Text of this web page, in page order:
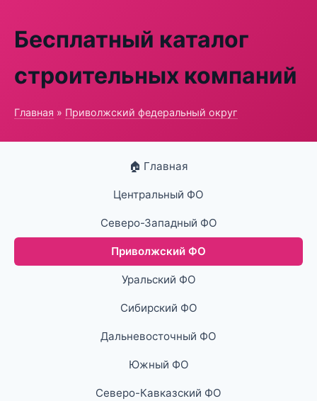
Бесплатный каталог
строительных компаний
Главная » Приволжский федеральный округ
🏠 Главная
Центральный ФО
Северо-Западный ФО
Приволжский ФО
Уральский ФО
Сибирский ФО
Дальневосточный ФО
Южный ФО
Северо-Кавказский ФО